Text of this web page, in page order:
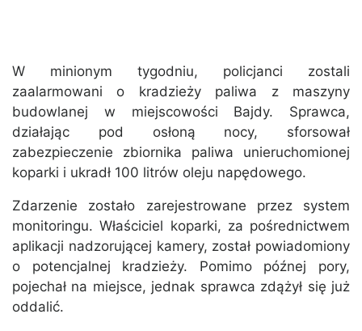
W minionym tygodniu, policjanci zostali
zaalarmowani o kradzieży paliwa z maszyny
budowlanej w miejscowości Bajdy. Sprawca,
działając pod osłoną nocy, sforsował
zabezpieczenie zbiornika paliwa unieruchomionej
koparki i ukradł 100 litrów oleju napędowego.
Zdarzenie zostało zarejestrowane przez system
monitoringu. Właściciel koparki, za pośrednictwem
aplikacji nadzorującej kamery, został powiadomiony
o potencjalnej kradzieży. Pomimo późnej pory,
pojechał na miejsce, jednak sprawca zdążył się już
oddalić.